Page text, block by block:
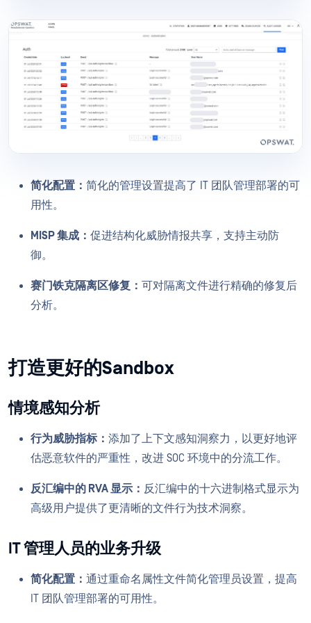
简化配置： 简化的管理设置提高了 IT 团队管理部署的可
用性。
MISP 集成： 促进结构化威胁情报共享，支持主动防
御。
赛门铁克隔离区修复： 可对隔离文件进行精确的修复后
分析。
打造更好的Sandbox
情境感知分析
行为威胁指标： 添加了上下文感知洞察力，以更好地评
估恶意软件的严重性，改进 SOC 环境中的分流工作。
反汇编中的 RVA 显示： 反汇编中的十六进制格式显示为
高级用户提供了更清晰的文件行为技术洞察。
IT 管理人员的业务升级
简化配置： 通过重命名属性文件简化管理员设置，提高
IT 团队管理部署的可用性。